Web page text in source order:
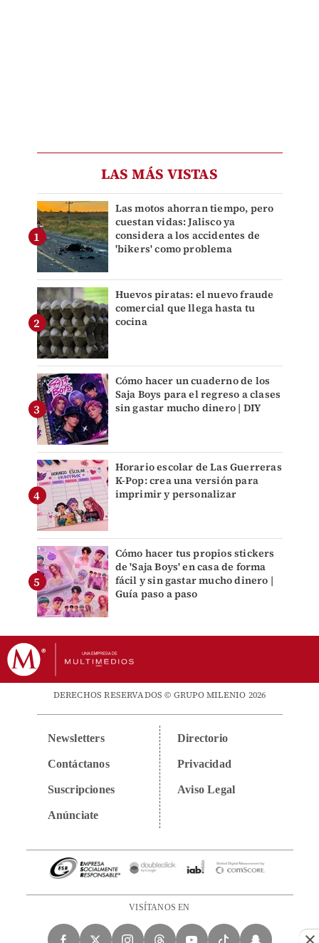
LAS MÁS VISTAS
Las motos ahorran tiempo, pero
cuestan vidas: Jalisco ya
considera a los accidentes de
'bikers' como problema
Huevos piratas: el nuevo fraude
comercial que llega hasta tu
cocina
Cómo hacer un cuaderno de los
Saja Boys para el regreso a clases
sin gastar mucho dinero | DIY
Horario escolar de Las Guerreras
K-Pop: crea una versión para
imprimir y personalizar
Cómo hacer tus propios stickers
de 'Saja Boys' en casa de forma
fácil y sin gastar mucho dinero |
Guía paso a paso
DERECHOS RESERVADOS © GRUPO MILENIO 2026
Newsletters
Contáctanos
Suscripciones
Anúnciate
Directorio
Privacidad
Aviso Legal
VISÍTANOS EN